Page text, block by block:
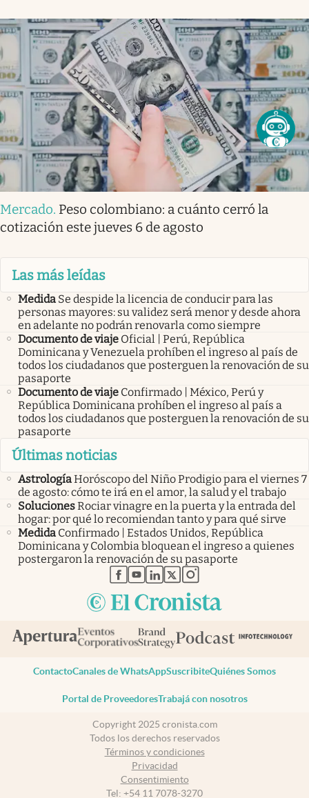
Mercado. Peso colombiano: a cuánto cerró la
cotización este jueves 6 de agosto
Las más leídas
Medida Se despide la licencia de conducir para las
personas mayores: su validez será menor y desde ahora
en adelante no podrán renovarla como siempre
Documento de viaje Oficial | Perú, República
Dominicana y Venezuela prohíben el ingreso al país de
todos los ciudadanos que posterguen la renovación de su
pasaporte
Documento de viaje Confirmado | México, Perú y
República Dominicana prohíben el ingreso al país a
todos los ciudadanos que posterguen la renovación de su
pasaporte
Últimas noticias
AstrologíaHoróscopo del Niño Prodigio para el viernes 7
de agosto: cómo te irá en el amor, la salud y el trabajo
SolucionesRociar vinagre en la puerta y la entrada del
hogar: por qué lo recomiendan tanto y para qué sirve
Medida Confirmado | Estados Unidos, República
Dominicana y Colombia bloquean el ingreso a quienes
postergaron la renovación de su pasaporte
abre en nueva pestaña
abre en nueva pestaña
abre en nueva pestaña
abre en nueva pestaña
abre en nueva pestaña
ContactoCanales de WhatsAppSuscribiteQuiénes Somos
Portal de ProveedoresTrabajá con nosotros
Copyright 2025 cronista.com
Todos los derechos reservados
Términos y condiciones
Privacidad
Consentimiento
Tel: +54 11 7078-3270